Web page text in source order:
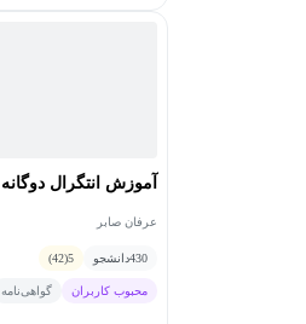
آموزش انتگرال دوگانه
عرفان صابر
430دانشجو 5
(42)
محبوب کاربران گواهی‌نامه